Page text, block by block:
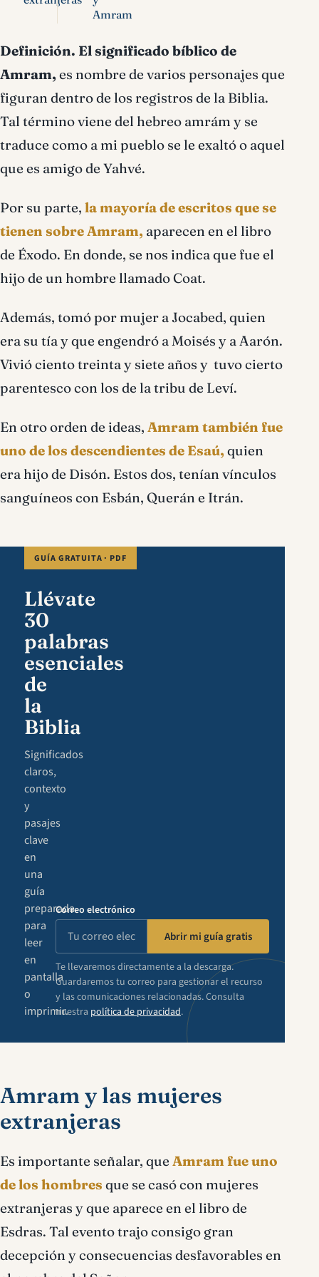
Amram
Definición. El significado bíblico de
Amram, es nombre de varios personajes que
figuran dentro de los registros de la Biblia.
Tal término viene del hebreo amrám y se
traduce como a mi pueblo se le exaltó o aquel
que es amigo de Yahvé.
Por su parte, la mayoría de escritos que se
tienen sobre Amram, aparecen en el libro
de Éxodo. En donde, se nos indica que fue el
hijo de un hombre llamado Coat.
Además, tomó por mujer a Jocabed, quien
era su tía y que engendró a Moisés y a Aarón.
Vivió ciento treinta y siete años y tuvo cierto
parentesco con los de la tribu de Leví.
En otro orden de ideas, Amram también fue
uno de los descendientes de Esaú, quien
era hijo de Disón. Estos dos, tenían vínculos
sanguíneos con Esbán, Querán e Itrán.
GUÍA GRATUITA · PDF
Llévate
30
palabras
esenciales
de
la
Biblia
Significados
claros,
contexto
y
pasajes
clave
en
una
guía
preparada
para
leer
en
pantalla
o
imprimir.
Correo electrónico
Abrir mi guía gratis
Te llevaremos directamente a la descarga.
Guardaremos tu correo para gestionar el recurso
y las comunicaciones relacionadas. Consulta
nuestra política de privacidad.
Amram y las mujeres
extranjeras
Es importante señalar, que Amram fue uno
de los hombres que se casó con mujeres
extranjeras y que aparece en el libro de
Esdras. Tal evento trajo consigo gran
decepción y consecuencias desfavorables en